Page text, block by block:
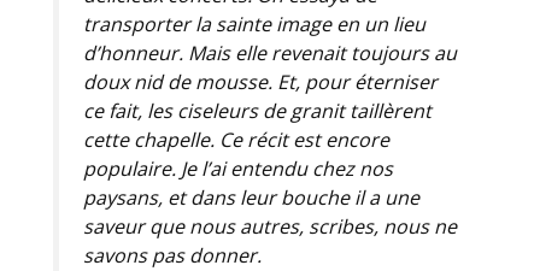
transporter la sainte image en un lieu
d’honneur. Mais elle revenait toujours au
doux nid de mousse. Et, pour éterniser
ce fait, les ciseleurs de granit taillèrent
cette chapelle. Ce récit est encore
populaire. Je l’ai entendu chez nos
paysans, et dans leur bouche il a une
saveur que nous autres, scribes, nous ne
savons pas donner.